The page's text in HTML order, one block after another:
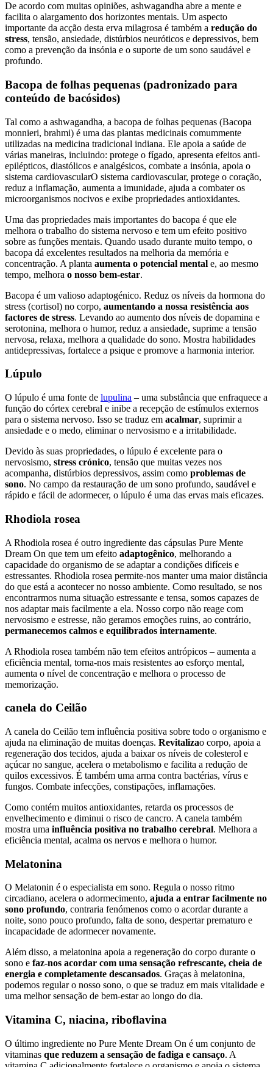
De acordo com muitas opiniões, ashwagandha abre a mente e
facilita o alargamento dos horizontes mentais. Um aspecto
importante da acção desta erva milagrosa é também a redução do
stress, tensão, ansiedade, distúrbios neuróticos e depressivos, bem
como a prevenção da insónia e o suporte de um sono saudável e
profundo.
Bacopa de folhas pequenas (padronizado para
conteúdo de bacósidos)
Tal como a ashwagandha, a bacopa de folhas pequenas (Bacopa
monnieri, brahmi) é uma das plantas medicinais comummente
utilizadas na medicina tradicional indiana. Ele apoia a saúde de
várias maneiras, incluindo: protege o fígado, apresenta efeitos anti-
epilépticos, diastólicos e analgésicos, combate a insónia, apoia o
sistema cardiovascularO sistema cardiovascular, protege o coração,
reduz a inflamação, aumenta a imunidade, ajuda a combater os
microorganismos nocivos e exibe propriedades antioxidantes.
Uma das propriedades mais importantes do bacopa é que ele
melhora o trabalho do sistema nervoso e tem um efeito positivo
sobre as funções mentais. Quando usado durante muito tempo, o
bacopa dá excelentes resultados na melhoria da memória e
concentração. A planta aumenta o potencial mental e, ao mesmo
tempo, melhora o nosso bem-estar.
Bacopa é um valioso adaptogénico. Reduz os níveis da hormona do
stress (cortisol) no corpo, aumentando a nossa resistência aos
factores de stress. Levando ao aumento dos níveis de dopamina e
serotonina, melhora o humor, reduz a ansiedade, suprime a tensão
nervosa, relaxa, melhora a qualidade do sono. Mostra habilidades
antidepressivas, fortalece a psique e promove a harmonia interior.
Lúpulo
O lúpulo é uma fonte de lupulina – uma substância que enfraquece a
função do córtex cerebral e inibe a recepção de estímulos externos
para o sistema nervoso. Isso se traduz em acalmar, suprimir a
ansiedade e o medo, eliminar o nervosismo e a irritabilidade.
Devido às suas propriedades, o lúpulo é excelente para o
nervosismo, stress crónico, tensão que muitas vezes nos
acompanha, distúrbios depressivos, assim como problemas de
sono. No campo da restauração de um sono profundo, saudável e
rápido e fácil de adormecer, o lúpulo é uma das ervas mais eficazes.
Rhodiola rosea
A Rhodiola rosea é outro ingrediente das cápsulas Pure Mente
Dream On que tem um efeito adaptogênico, melhorando a
capacidade do organismo de se adaptar a condições difíceis e
estressantes. Rhodiola rosea permite-nos manter uma maior distância
do que está a acontecer no nosso ambiente. Como resultado, se nos
encontrarmos numa situação estressante e tensa, somos capazes de
nos adaptar mais facilmente a ela. Nosso corpo não reage com
nervosismo e estresse, não geramos emoções ruins, ao contrário,
permanecemos calmos e equilibrados internamente.
A Rhodiola rosea também não tem efeitos antrópicos – aumenta a
eficiência mental, torna-nos mais resistentes ao esforço mental,
aumenta o nível de concentração e melhora o processo de
memorização.
canela do Ceilão
A canela do Ceilão tem influência positiva sobre todo o organismo e
ajuda na eliminação de muitas doenças. Revitalizao corpo, apoia a
regeneração dos tecidos, ajuda a baixar os níveis de colesterol e
açúcar no sangue, acelera o metabolismo e facilita a redução de
quilos excessivos. É também uma arma contra bactérias, vírus e
fungos. Combate infecções, constipações, inflamações.
Como contém muitos antioxidantes, retarda os processos de
envelhecimento e diminui o risco de cancro. A canela também
mostra uma influência positiva no trabalho cerebral. Melhora a
eficiência mental, acalma os nervos e melhora o humor.
Melatonina
O Melatonin é o especialista em sono. Regula o nosso ritmo
circadiano, acelera o adormecimento, ajuda a entrar facilmente no
sono profundo, contraria fenómenos como o acordar durante a
noite, sono pouco profundo, falta de sono, despertar prematuro e
incapacidade de adormecer novamente.
Além disso, a melatonina apoia a regeneração do corpo durante o
sono e faz-nos acordar com uma sensação refrescante, cheia de
energia e completamente descansados. Graças à melatonina,
podemos regular o nosso sono, o que se traduz em mais vitalidade e
uma melhor sensação de bem-estar ao longo do dia.
Vitamina C, niacina, riboflavina
O último ingrediente no Pure Mente Dream On é um conjunto de
vitaminas que reduzem a sensação de fadiga e cansaço. A